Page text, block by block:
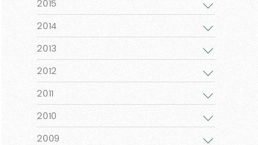
2015
2014
2013
2012
2011
2010
2009